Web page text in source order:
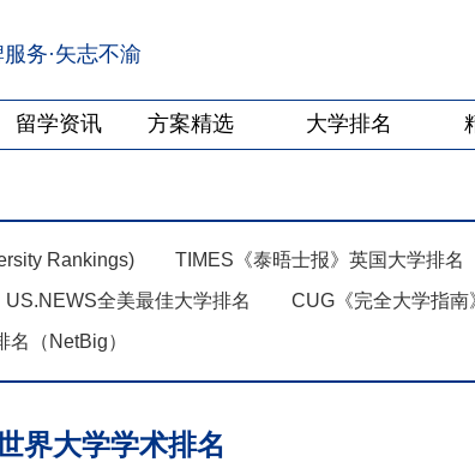
务·矢志不渝
留学资讯 方案精选 大学排名
Rankings) TIMES《泰晤士报》英国大学排名
US.NEWS全美最佳大学排名 CUG《完全大学指南
名（NetBig）
界大学学术排名